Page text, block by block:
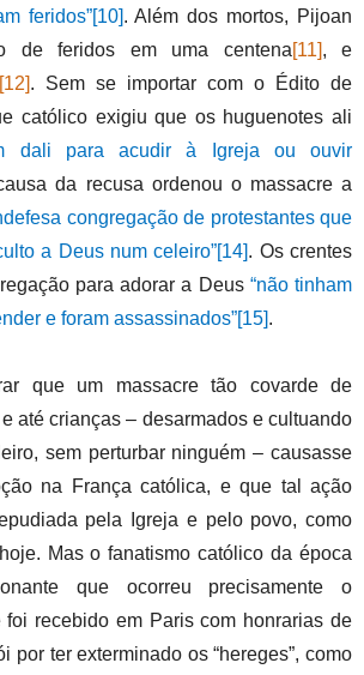
feridos”[10]. Além dos mortos, Pijoan
de feridos em uma centena[11], e
[12]. Sem se importar com o Édito de
católico exigiu que os huguenotes ali
dali para acudir à Igreja ou ouvir
da recusa ordenou o massacre a
congregação de protestantes que
a Deus num celeiro”[14]. Os crentes
para adorar a Deus “não tinham
e foram assassinados”[15].
que um massacre tão covarde de
e até crianças– desarmados e cultuando
sem perturbar ninguém– causasse
na França católica, e que tal ação
pela Igreja e pelo povo, como
Mas o fanatismo católico da época
que ocorreu precisamente o
foi recebido em Paris com honrarias de
por ter exterminado os “hereges”, como